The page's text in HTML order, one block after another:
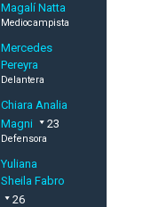
Magalí Natta
Mediocampista
Mercedes
Pereyra
Delantera
Chiara Analia
Magni
23
Defensora
Yuliana
Sheila Fabro
26